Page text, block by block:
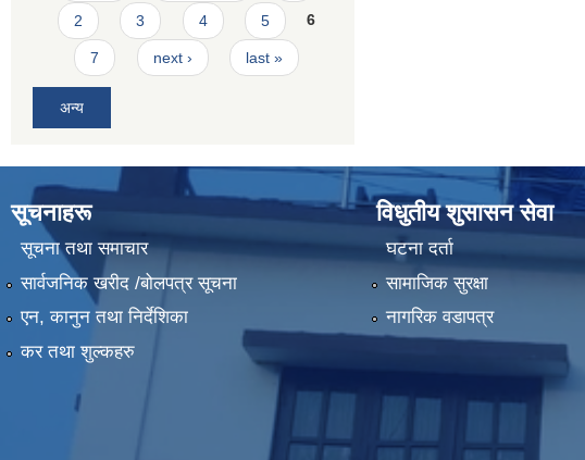
2 3 4 5 6
7 next › last »
अन्य
सूचनाहरू
सूचना तथा समाचार
सार्वजनिक खरीद /बोलपत्र सूचना
एन, कानुन तथा निर्देशिका
कर तथा शुल्कहरु
विधुतीय शुसासन सेवा
घटना दर्ता
सामाजिक सुरक्षा
नागरिक वडापत्र